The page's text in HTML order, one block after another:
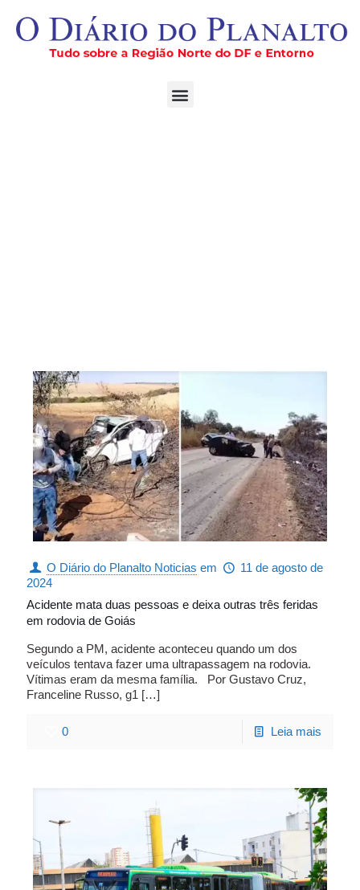
O Diário do Planalto Noticias em
11 de agosto de
2024
Acidente mata duas pessoas e deixa outras três feridas
em rodovia de Goiás
Segundo a PM, acidente aconteceu quando um dos
veículos tentava fazer uma ultrapassagem na rodovia.
Vítimas eram da mesma família. Por Gustavo Cruz,
Franceline Russo, g1 […]
0 Leia mais